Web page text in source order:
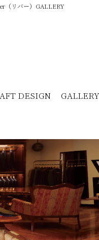
（リバー）GALLERY
DESIGN GALLERY